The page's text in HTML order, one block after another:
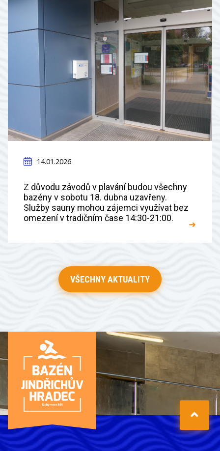
14.01.2026
Z důvodu závodů v plavání budou všechny
bazény v sobotu 18. dubna uzavřeny.
Služby sauny mohou zájemci využívat bez
omezení v tradičním čase 14:30-21:00.
➜
VŠECHNY AKTUALITY